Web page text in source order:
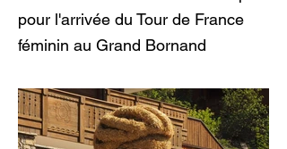
pour l'arrivée du Tour de France
féminin au Grand Bornand